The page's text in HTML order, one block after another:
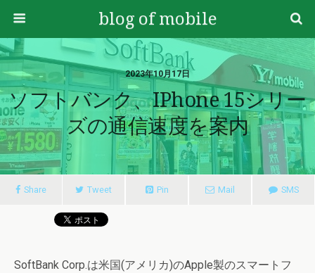
blog of mobile
2023年10月17日
ソフトバンク、iPhone 15シリー
ズの通信速度を案内
Share Tweet Pin Mail SMS
SoftBank Corp.は米国(アメリカ)のApple製のスマートフ